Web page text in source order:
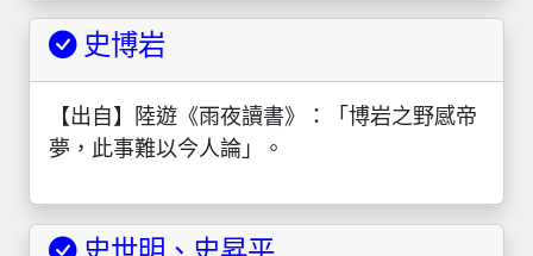
史博岩
【出自】陸遊《雨夜讀書》：「博岩之野感帝
夢，此事難以今人論」。